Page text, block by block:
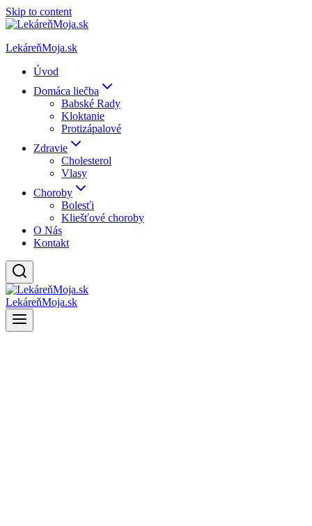
Skip to content
LekáreňMoja.sk
Úvod
Domáca liečba
Babské Rady
Kloktanie
Protizápalové
Zdravie
Cholesterol
Vlasy
Choroby
Bolesťi
Kliešťové choroby
O Nás
Kontakt
LekáreňMoja.sk